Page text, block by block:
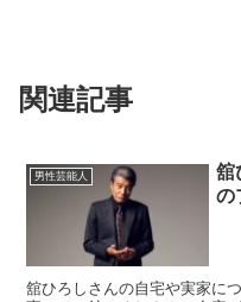
関連記事
男性芸能人
舘
の
舘ひろしさんの自宅や実家に